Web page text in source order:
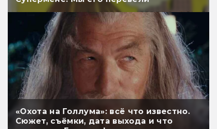
«Охота на Голлума»: всё что известно.
Сюжет, съёмки, дата выхода и что